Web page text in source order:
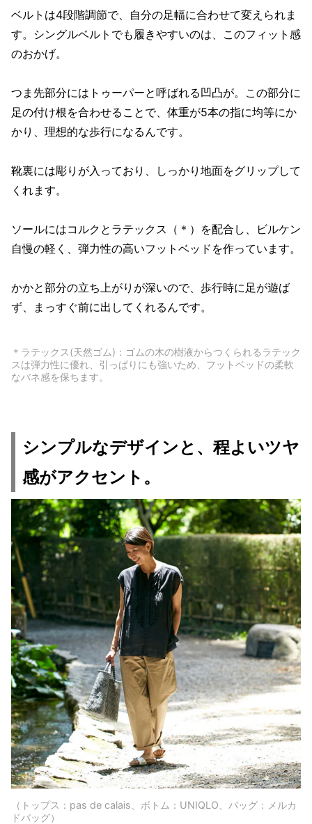
ベルトは4段階調節で、自分の足幅に合わせて変えられま
す。シングルベルトでも履きやすいのは、このフィット感
のおかげ。
つま先部分にはトゥーパーと呼ばれる凹凸が。この部分に
足の付け根を合わせることで、体重が5本の指に均等にか
かり、理想的な歩行になるんです。
靴裏には彫りが入っており、しっかり地面をグリップして
くれます。
ソールにはコルクとラテックス（＊）を配合し、ビルケン
自慢の軽く、弾力性の高いフットベッドを作っています。
かかと部分の立ち上がりが深いので、歩行時に足が遊ば
ず、まっすぐ前に出してくれるんです。
＊ラテックス(天然ゴム)：ゴムの木の樹液からつくられるラテック
スは弾力性に優れ、引っぱりにも強いため、フットベッドの柔軟
なバネ感を保ちます。
シンプルなデザインと、程よいツヤ
感がアクセント。
（トップス：pas de calais、ボトム：UNIQLO、バッグ：メルカ
ドバッグ）